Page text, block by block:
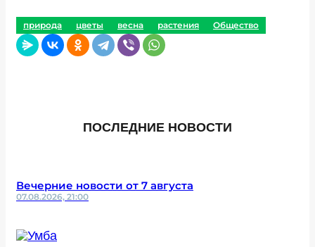
природа цветы весна растения Общество
ПОСЛЕДНИЕ НОВОСТИ
Вечерние новости от 7 августа
07.08.2026, 21:00